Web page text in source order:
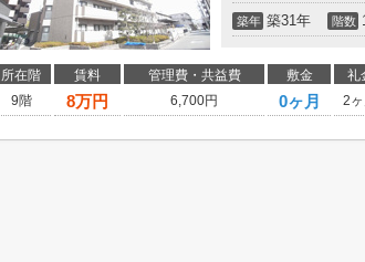
築年 築31年 階数
所在階 賃料 管理費・共益費 敷金 礼
9階
8万円 6,700円 0ヶ月 2ヶ